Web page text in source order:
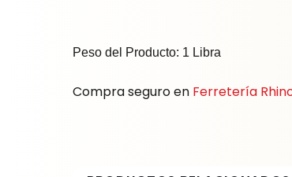
Peso del Producto: 1 Libra
Compra seguro en Ferretería